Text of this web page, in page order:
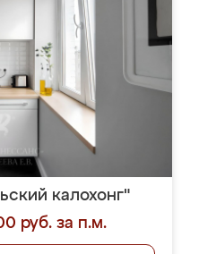
калохонг"
руб. за п.м.